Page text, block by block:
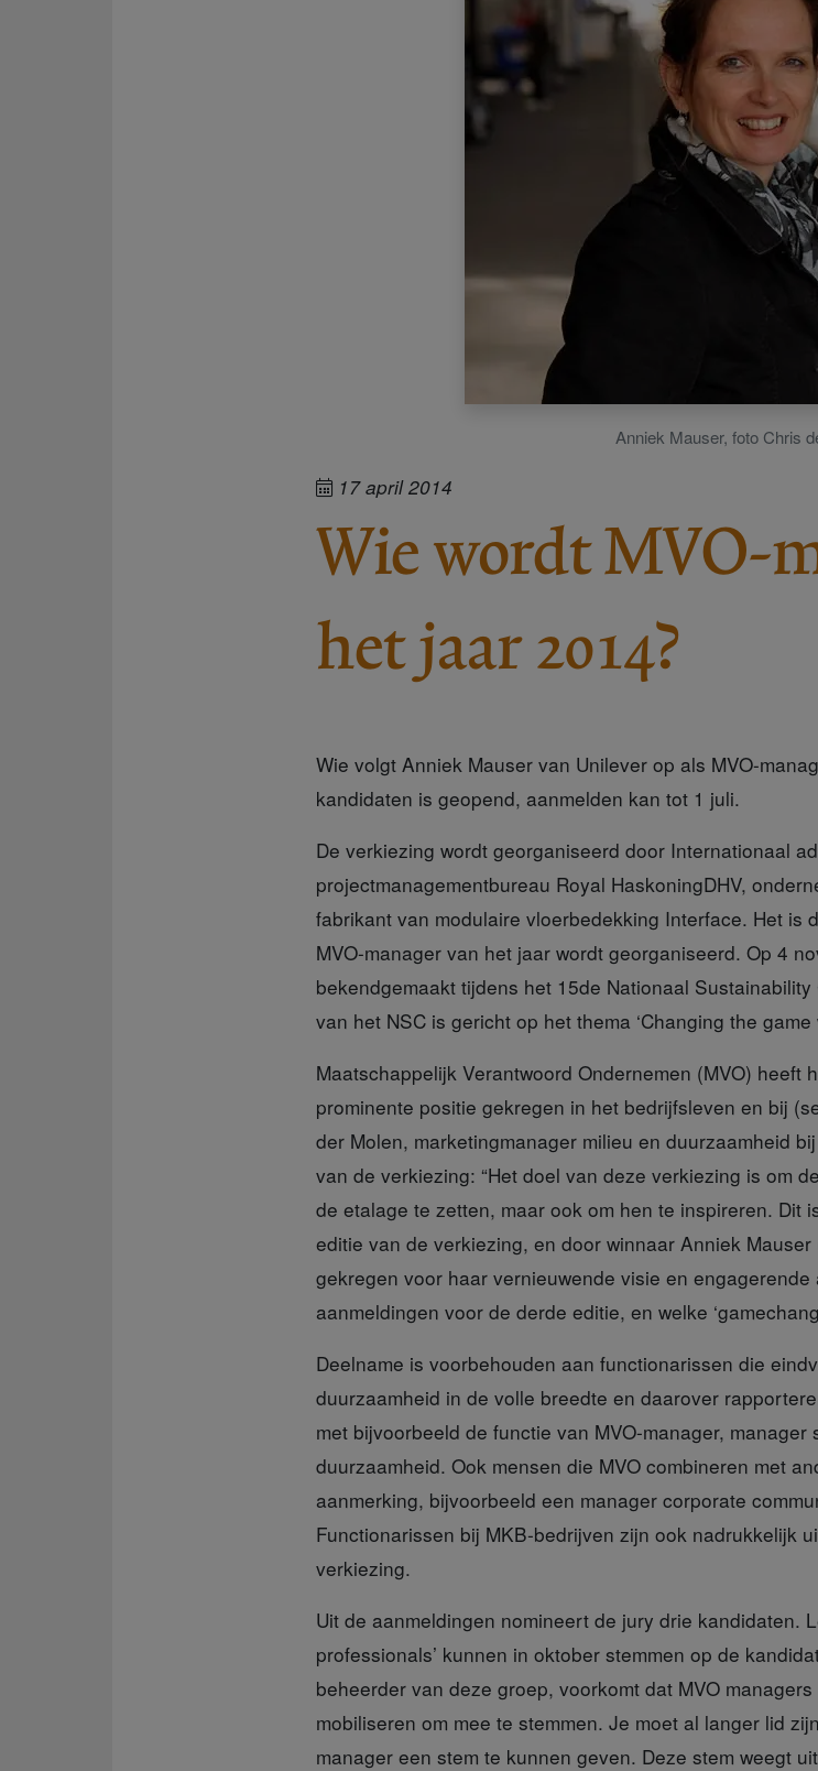
Anniek Mauser, foto Chris
17 april 2014
Wie wordt MVO-
het jaar 2014?
Wie volgt Anniek Mauser van Unilever op als MVO-
kandidaten is geopend, aanmelden kan tot 1 juli.
De verkiezing wordt georganiseerd door Internationaal
projectmanagementbureau Royal HaskoningDHV,
fabrikant van modulaire vloerbedekking Interface. Het is
MVO-manager van het jaar wordt georganiseerd. Op 4
bekendgemaakt tijdens het 15de Nationaal
van het NSC is gericht op het thema ‘Changing the game
Maatschappelijk Verantwoord Ondernemen (MVO) heeft
prominente positie gekregen in het bedrijfsleven en bij
der Molen, marketingmanager milieu en duurzaamheid
van de verkiezing: “Het doel van deze verkiezing is om
de etalage te zetten, maar ook om hen te inspireren. Dit
editie van de verkiezing, en door winnaar Anniek
gekregen voor haar vernieuwende visie en
aanmeldingen voor de derde editie, en welke
Deelname is voorbehouden aan functionarissen die
duurzaamheid in de volle breedte en daarover
met bijvoorbeeld de functie van MVO-manager,
duurzaamheid. Ook mensen die MVO combineren met
aanmerking, bijvoorbeeld een manager corporate
Functionarissen bij MKB-bedrijven zijn ook nadrukkelijk
verkiezing.
Uit de aanmeldingen nomineert de jury drie kandidaten.
professionals’ kunnen in oktober stemmen op de
beheerder van deze groep, voorkomt dat MVO
mobiliseren om mee te stemmen. Je moet al langer lid
manager een stem te kunnen geven. Deze stem weegt